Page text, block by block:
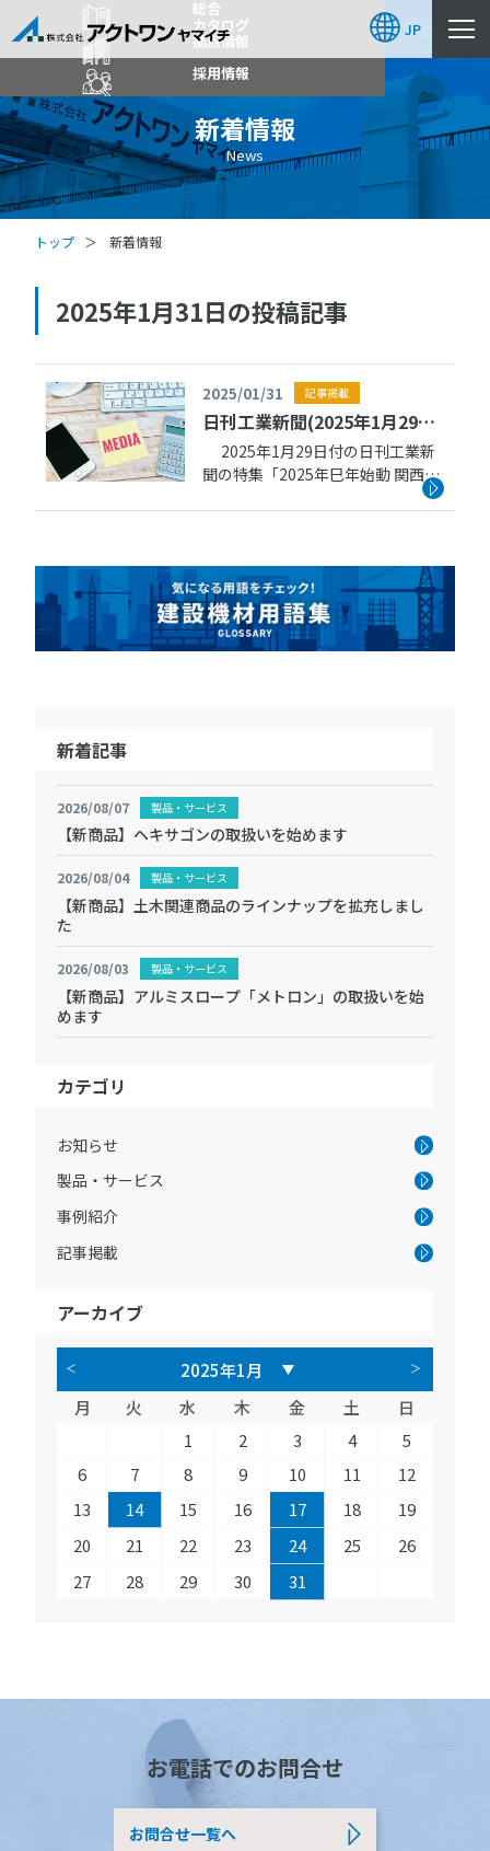
総合
カタログ
拠点情報
採用情報
JP
新着情報
News
トップ 新着情報
2025年1月31日の投稿記事
2025/01/31 記事掲載
日刊工業新聞(2025年1月29日
付)にトップインタビュー記事
が掲載されました
2025年1月29日付の日刊工業新
聞の特集「2025年巳年始動 関西の
が掲載されました。 掲載記事の
内容はこちらからご覧 […]
新着記事
2026/08/07 製品・サービス
【新商品】ヘキサゴンの取扱いを始めます
2026/08/04 製品・サービス
【新商品】土木関連商品のラインナップを拡充しまし
た
2026/08/03 製品・サービス
【新商品】アルミスロープ「メトロン」の取扱いを始
めます
カテゴリ
お知らせ
製品・サービス
事例紹介
記事掲載
アーカイブ
月 火 水 木 金 土
日
1
2 3 4
5
6
7 8 9 10 11
12
13
14 15 16 17 18
19
20
21 22 23 24 25
26
27
28 29 30 31
お電話でのお問合せ
お問合せ一覧へ